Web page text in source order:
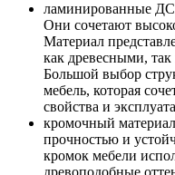
ламинированные
Они сочетают
Материал
как древесными,
Большой выбор
мебель, которая
свойства и
кромочный
прочностью и
кромок мебели